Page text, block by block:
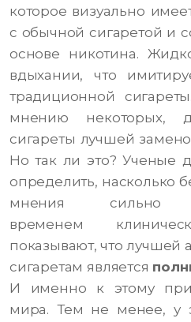
которое визуально
с обычной сигаретой и
основе никотина.
вдыхании, что
традиционной
мнению некоторых,
сигареты лучшей
Но так ли это? Ученые
определить, насколько
мнения сильно
временем
показывают, что лучшей
сигаретам является
И именно к этому
мира. Тем не менее, у